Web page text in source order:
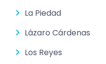
La Piedad
Lázaro Cárdenas
Los Reyes